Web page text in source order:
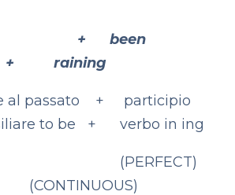
+ been
al passato + participio
to be + verbo in ing
(PERFECT)